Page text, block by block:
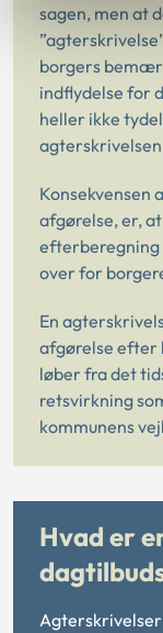
sagen, men at
borgers
indflydelse for
heller ikke
Konsekvensen
afgørelse, er,
efterberegning
over for
En
afgørelse efter
løber fra det
retsvirkning
kommunens
Hvad er